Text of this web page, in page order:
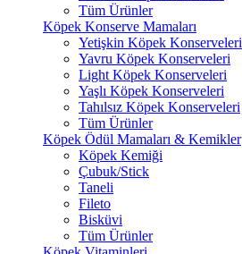
Tüm Ürünler
Köpek Konserve Mamaları
Yetişkin Köpek Konserveleri
Yavru Köpek Konserveleri
Light Köpek Konserveleri
Yaşlı Köpek Konserveleri
Tahılsız Köpek Konserveleri
Tüm Ürünler
Köpek Ödül Mamaları & Kemikler
Köpek Kemiği
Çubuk/Stick
Taneli
Fileto
Bisküvi
Tüm Ürünler